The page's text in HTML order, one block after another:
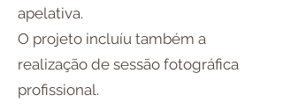
apelativa.
O projeto incluíu também a
realização de sessão fotográfica
profissional.